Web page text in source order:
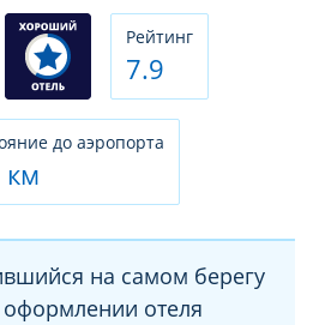
Рeйтинг
7.9
до аэропорта
км
на самом берегу
отеля